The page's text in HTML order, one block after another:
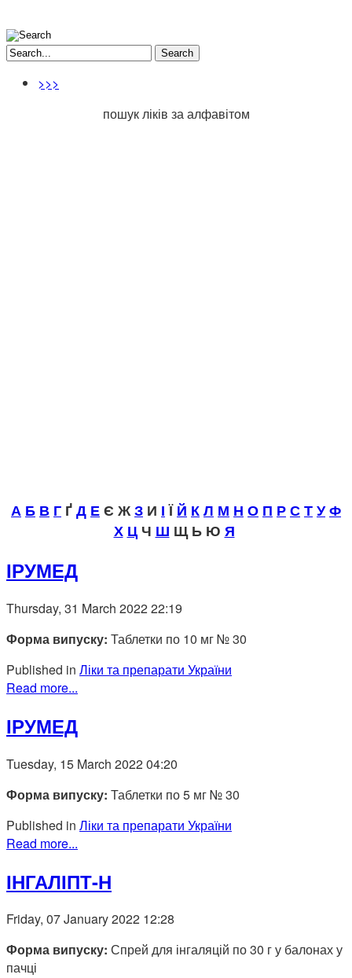
Search
>>>
пошук ліків за алфавітом
А Б В Г ҐД ЕЄ ЖЗ И ІЇЙ КЛ М Н О П РСТУФ
Х ЦЧ Ш Щ Ь Ю Я
ІРУМЕД
Thursday, 31 March 2022 22:19
Форма випуску: Таблетки по 10 мг № 30
Published in Ліки та препарати України
Read more...
ІРУМЕД
Tuesday, 15 March 2022 04:20
Форма випуску: Таблетки по 5 мг № 30
Published in Ліки та препарати України
Read more...
ІНГАЛІПТ-Н
Friday, 07 January 2022 12:28
Форма випуску: Спрей для інгаляцій по 30 г у балонах у
пачці